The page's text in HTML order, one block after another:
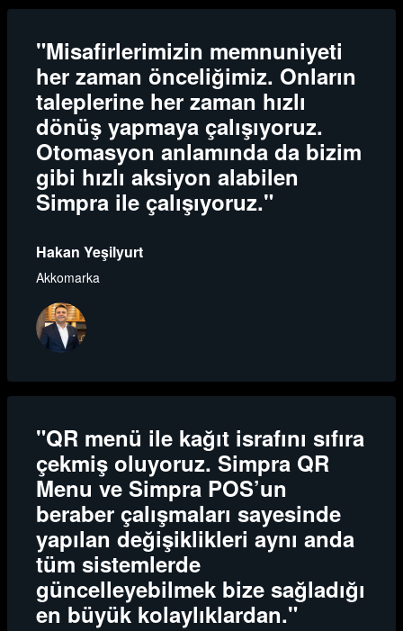
"Misafirlerimizin memnuniyeti
her zaman önceliğimiz. Onların
taleplerine her zaman hızlı
dönüş yapmaya çalışıyoruz.
Otomasyon anlamında da bizim
gibi hızlı aksiyon alabilen
Simpra ile çalışıyoruz."
Hakan Yeşilyurt
Akkomarka
"QR menü ile kağıt israfını sıfıra
çekmiş oluyoruz. Simpra QR
Menu ve Simpra POS’un
beraber çalışmaları sayesinde
yapılan değişiklikleri aynı anda
tüm sistemlerde
güncelleyebilmek bize sağladığı
en büyük kolaylıklardan."